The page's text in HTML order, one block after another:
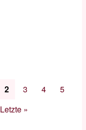
Aktuelle
2 Seite
3 Seite
4 Seite
5
Letzte
Letzte »